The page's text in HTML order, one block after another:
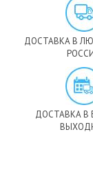
ДОСТАВКА В
ДОСТАВКА В